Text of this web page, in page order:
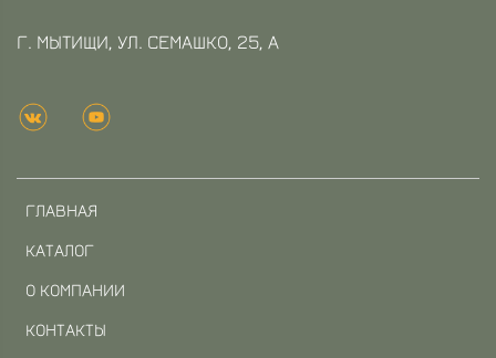
ГЛАВНАЯ
КАТАЛОГ
О КОМПАНИИ
КОНТАКТЫ
Г. МЫТИЩИ, УЛ. СЕМАШКО, 25, А